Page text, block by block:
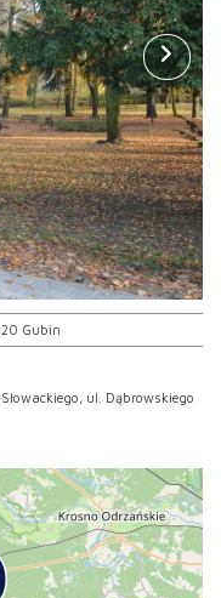
Gubin
ul. Dąbrowskiego